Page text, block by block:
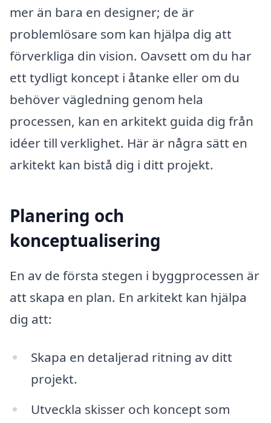
mer än bara en designer; de är
problemlösare som kan hjälpa dig att
förverkliga din vision. Oavsett om du har
ett tydligt koncept i åtanke eller om du
behöver vägledning genom hela
processen, kan en arkitekt guida dig från
idéer till verklighet. Här är några sätt en
arkitekt kan bistå dig i ditt projekt.
Planering och
konceptualisering
En av de första stegen i byggprocessen är
att skapa en plan. En arkitekt kan hjälpa
dig att:
Skapa en detaljerad ritning av ditt
projekt.
Utveckla skisser och koncept som